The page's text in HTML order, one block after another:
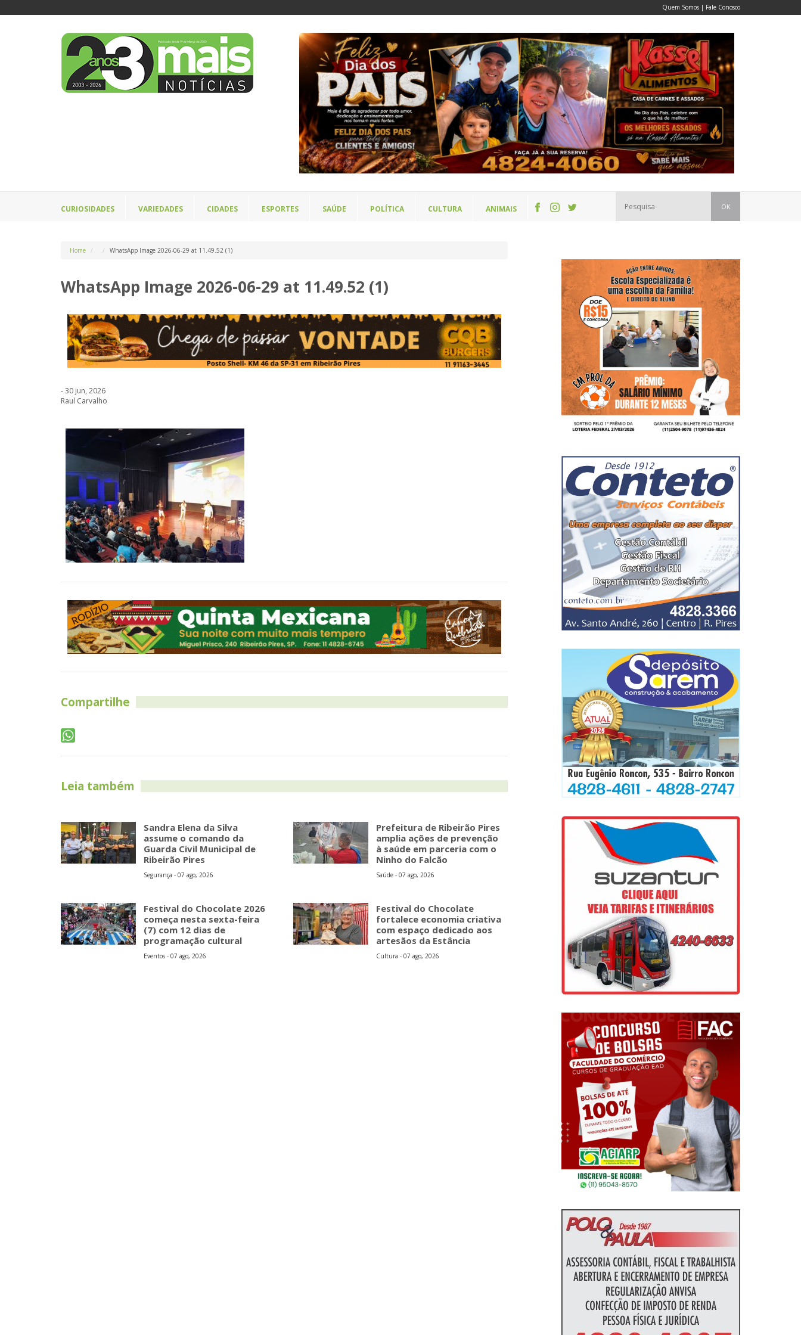
Quem Somos | Fale Conosco
CURIOSIDADES VARIEDADES CIDADES ESPORTES SAÚDE POLÍTICA CULTURA ANIMAIS OK
Home WhatsApp Image 2026-06-29 at 11.49.52 (1)
WhatsApp Image 2026-06-29 at 11.49.52 (1)
- 30 jun, 2026
Raul Carvalho
Compartilhe
Leia também
Sandra Elena da Silva
assume o comando da
Guarda Civil Municipal de
Ribeirão Pires
Segurança - 07 ago, 2026
Prefeitura de Ribeirão Pires
amplia ações de prevenção
à saúde em parceria com o
Ninho do Falcão
Saúde - 07 ago, 2026
Festival do Chocolate 2026
começa nesta sexta-feira
(7) com 12 dias de
programação cultural
Eventos - 07 ago, 2026
Festival do Chocolate
fortalece economia criativa
com espaço dedicado aos
artesãos da Estância
Cultura - 07 ago, 2026